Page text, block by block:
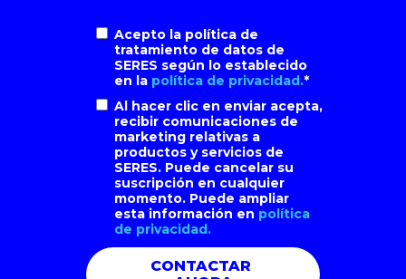
Acepto la política de
tratamiento de datos de
SERES según lo establecido
en la política de privacidad.*
Al hacer clic en enviar acepta,
recibir comunicaciones de
marketing relativas a
productos y servicios de
SERES. Puede cancelar su
suscripción en cualquier
momento. Puede ampliar
esta información en política
de privacidad.